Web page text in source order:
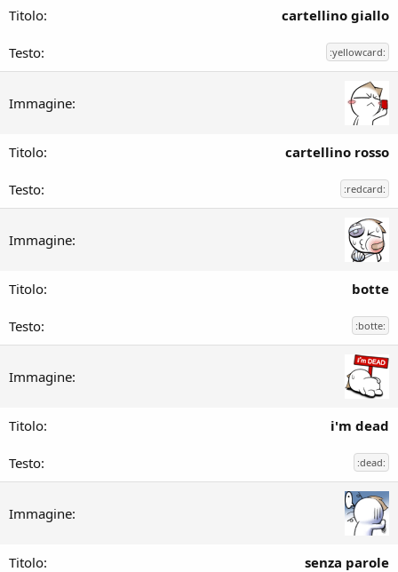
cartellino giallo
:yellowcard:
cartellino rosso
:redcard:
botte
:botte:
i'm dead
:dead:
senza parole